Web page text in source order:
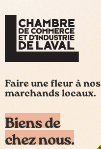
Faire une fleur à nos
marchands locaux.
Biens de
chez nous.